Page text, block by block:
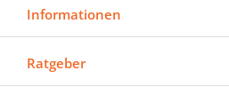
Informationen
Ratgeber